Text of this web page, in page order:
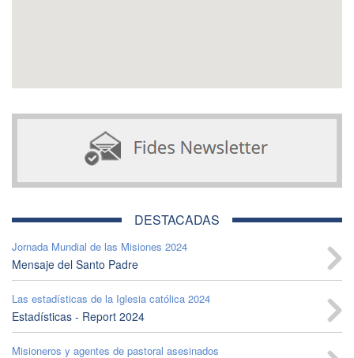
DESTACADAS
Jornada Mundial de las Misiones 2024
Mensaje del Santo Padre
Las estadísticas de la Iglesia católica 2024
Estadísticas - Report 2024
Misioneros y agentes de pastoral asesinados